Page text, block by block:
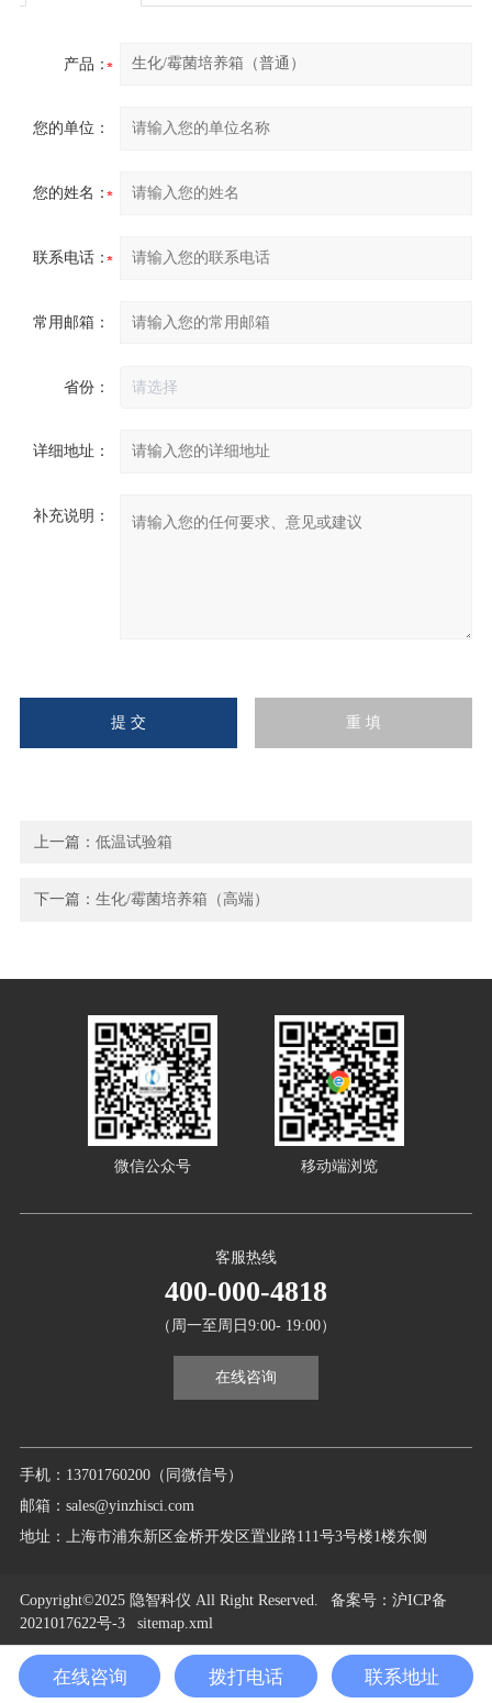
产品：
您的单位：
您的姓名：
联系电话：
常用邮箱：
省份：
详细地址：
补充说明：
上一篇：低温试验箱
下一篇：生化/霉菌培养箱（高端）
手机：13701760200（同微信号）
邮箱：sales@yinzhisci.com
地址：上海市浦东新区金桥开发区置业路111号3号楼1楼东侧
客服热线
400-000-4818
（周一至周日9:00- 19:00）
在线咨询
微信公众号 移动端浏览
Copyright©2025 隐智科仪 All Right Reserved. 备案号：沪ICP备
2021017622号-3
sitemap.xml
在线咨询 拨打电话 联系地址